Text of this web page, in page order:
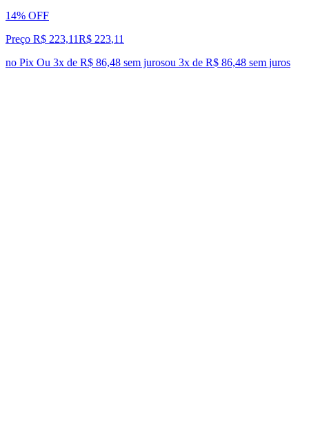
14% OFF
Preço R$ 223,11R$ 223,11
no Pix Ou 3x de R$ 86,48 sem jurosou 3x de R$ 86,48 sem juros